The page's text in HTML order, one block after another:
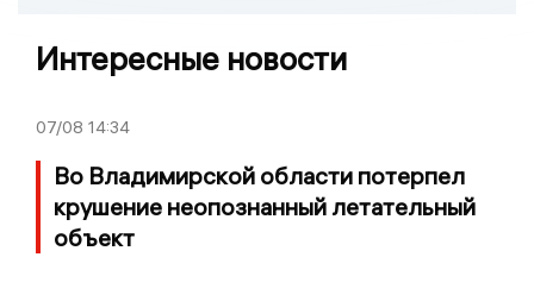
Интересные новости
07/08 14:34
Во Владимирской области потерпел
крушение неопознанный летательный
объект